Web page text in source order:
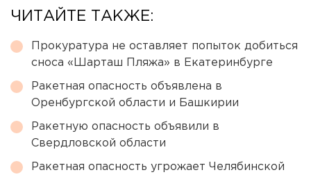
ЧИТАЙТЕ ТАКЖЕ:
Прокуратура не оставляет попыток добиться
сноса «Шарташ Пляжа» в Екатеринбурге
Ракетная опасность объявлена в
Оренбургской области и Башкирии
Ракетную опасность объявили в
Свердловской области
Ракетная опасность угрожает Челябинской